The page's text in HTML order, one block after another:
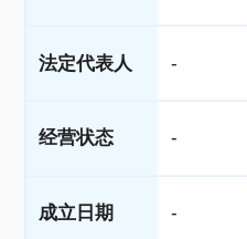
法定代表人 -
经营状态 -
成立日期 -